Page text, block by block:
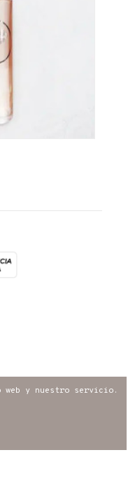
Folio 160,
y nuestro servicio.